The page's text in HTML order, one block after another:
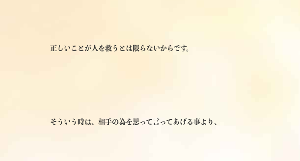
正しいことが人を救うとは限らないからです。
そういう時は、相手の為を思って言ってあげる事より、